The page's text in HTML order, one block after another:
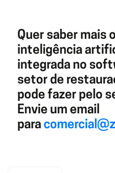
Quer saber mais
inteligência
integrada no
setor de
pode fazer pelo
Envie um email
para